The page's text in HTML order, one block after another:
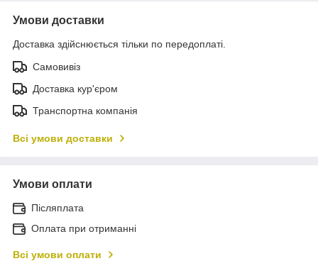
Умови доставки
Доставка здійснюється тільки по передоплаті.
Самовивіз
Доставка кур'єром
Транспортна компанія
Всі умови доставки
Умови оплати
Післяплата
Оплата при отриманні
Всі умови оплати